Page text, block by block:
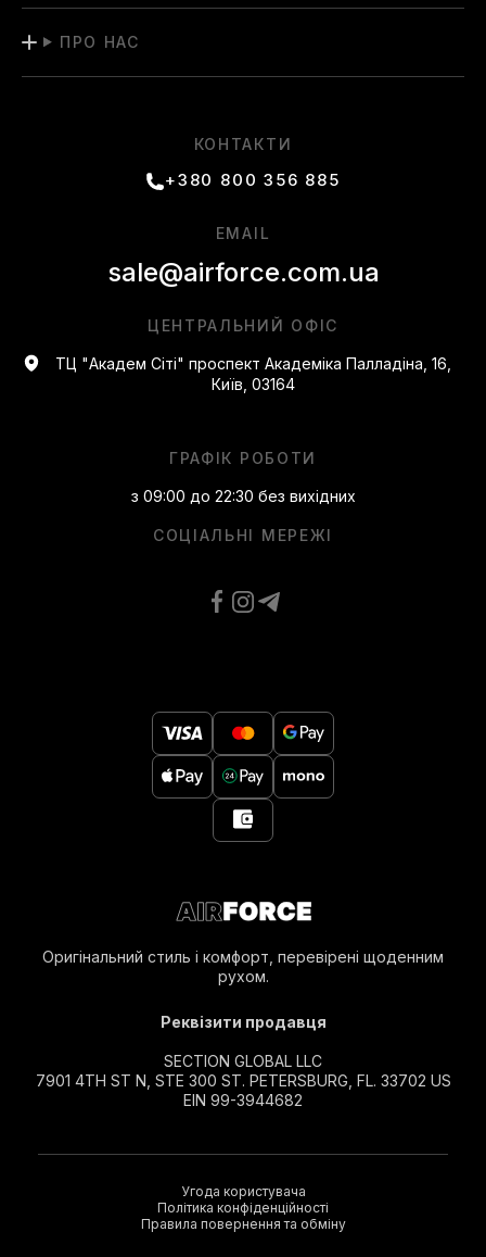
Оригінальний стиль і комфорт, перевірені щоденним
рухом.
Реквізити продавця
SECTION GLOBAL LLC
7901 4TH ST N, STE 300 ST. PETERSBURG, FL. 33702 US
EIN 99-3944682
ПРО НАС
КОНТАКТИ
+380 800 356 885
ЦЕНТРАЛЬНИЙ ОФІС
ТЦ "Академ Сіті" проспект Академіка Палладіна, 16,
Київ, 03164
СОЦІАЛЬНІ МЕРЕЖІ
EMAIL
sale@airforce.com.ua
ГРАФІК РОБОТИ
з 09:00 до 22:30 без вихідних
Угода користувача
Політика конфіденційності
Правила повернення та обміну